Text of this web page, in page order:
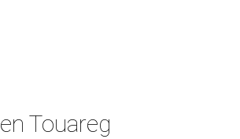
Touareg